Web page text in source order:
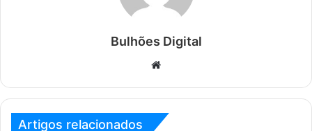
Bulhões Digital
Website
Artigos relacionados